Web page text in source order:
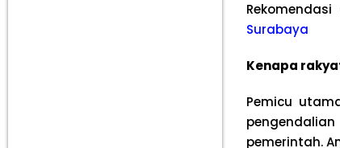
Surabaya
Kenapa
Pemicu
pemerintah.